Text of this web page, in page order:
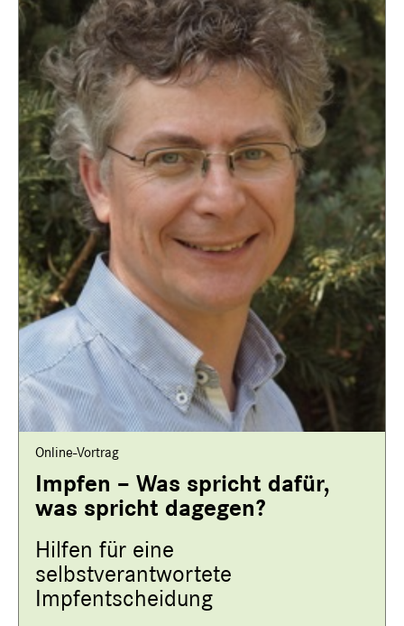
Online-Vortrag
Impfen – Was spricht dafür,
was spricht dagegen?
Hilfen für eine
selbstverantwortete
Impfentscheidung